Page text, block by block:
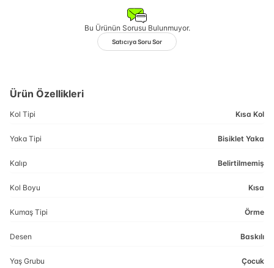
Bu Ürünün Sorusu Bulunmuyor.
Satıcıya Soru Sor
Ürün Özellikleri
Kol Tipi Kısa Kol
Yaka Tipi Bisiklet Yaka
Kalıp Belirtilmemiş
Kol Boyu Kısa
Kumaş Tipi Örme
Desen Baskılı
Yaş Grubu Çocuk